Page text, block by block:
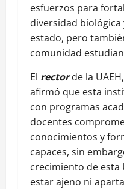
esfuerzos para
diversidad
estado, pero
comunidad
El rectorde la UAEH,
afirmó que esta
con programas
docentes
conocimientos y
capaces, sin
crecimiento de esta
estar ajeno ni